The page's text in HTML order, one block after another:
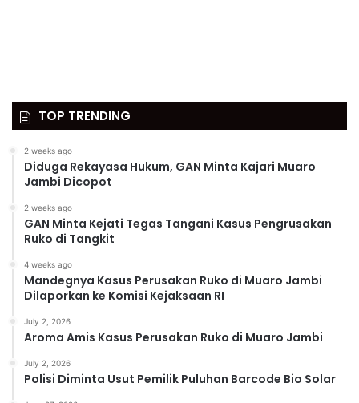
TOP TRENDING
2 weeks ago
Diduga Rekayasa Hukum, GAN Minta Kajari Muaro
Jambi Dicopot
2 weeks ago
GAN Minta Kejati Tegas Tangani Kasus Pengrusakan
Ruko di Tangkit
4 weeks ago
Mandegnya Kasus Perusakan Ruko di Muaro Jambi
Dilaporkan ke Komisi Kejaksaan RI
July 2, 2026
Aroma Amis Kasus Perusakan Ruko di Muaro Jambi
July 2, 2026
Polisi Diminta Usut Pemilik Puluhan Barcode Bio Solar